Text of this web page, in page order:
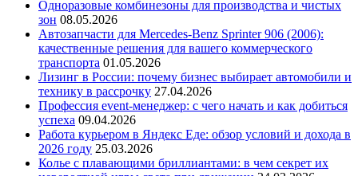
Одноразовые комбинезоны для производства и чистых
зон 08.05.2026
Автозапчасти для Mercedes-Benz Sprinter 906 (2006):
качественные решения для вашего коммерческого
транспорта 01.05.2026
Лизинг в России: почему бизнес выбирает автомобили и
технику в рассрочку 27.04.2026
Профессия event-менеджер: с чего начать и как добиться
успеха 09.04.2026
Работа курьером в Яндекс Еде: обзор условий и дохода в
2026 году 25.03.2026
Колье с плавающими бриллиантами: в чем секрет их